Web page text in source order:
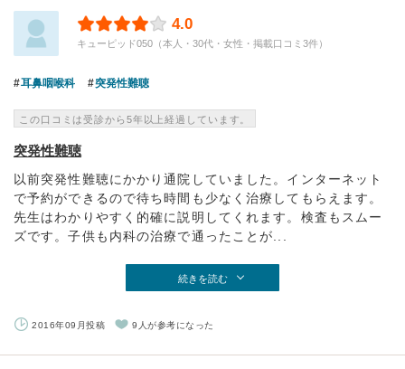
4.0
キューピッド050（本人・30代・女性・掲載口コミ3件）
耳鼻咽喉科 突発性難聴
この口コミは受診から5年以上経過しています。
突発性難聴
以前突発性難聴にかかり通院していました。インターネット
で予約ができるので待ち時間も少なく治療してもらえます。
先生はわかりやすく的確に説明してくれます。検査もスムー
ズです。子供も内科の治療で通ったことが...
続きを読む
2016年09月投稿 9人が参考になった